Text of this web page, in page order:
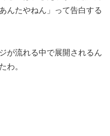
んたやねん」って告白する
が流れる中で展開されるん
わ。